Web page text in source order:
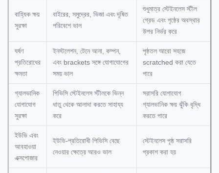
বাহ্যিক ক্ষয়
সুরক্ষা
বাইরের, সমুদ্রের, ভিজা এবং দূষিত
পরিবেশে ভাল
শুধুমাত্র স্টেইনলেস স্টীল
গ্রেড এবং পৃষ্ঠের অবস্থার
উপর নির্ভর করে
ঘর্ষণ
প্রতিরোধের
ক্ষমতা
ইনস্টলেশন, টেনে আনা, কম্পন,
এবং brackets সঙ্গে যোগাযোগের
সময় ভাল
পৃষ্ঠতল আরো সহজে
scratched করা যেতে
পারে
গ্যালভানিক
যোগাযোগ
সুরক্ষা
পিভিসি স্টেইনলেস স্টীলকে ভিন্ন
ধাতু থেকে আলাদা করতে সাহায্য
করে
সরাসরি যোগাযোগ
গ্যালভানিক ক্ষয় ঝুঁকি বৃদ্ধি
করতে পারে
ইউভি এবং
আবহাওয়া
এক্সপোজার
ইউভি-প্রতিরোধী পিভিসি বেছে
নেওয়ার ক্ষেত্রে আরও ভাল
স্টেইনলেস পৃষ্ঠ সরাসরি
প্রকাশ করা হয়